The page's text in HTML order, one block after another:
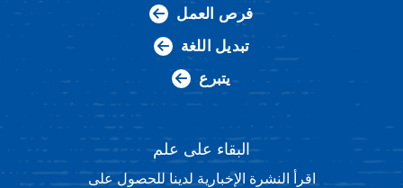
فرص العمل
تبديل اللغة
يتبرع
البقاء على علم
اقرأ النشرة الإخبارية لدينا للحصول على